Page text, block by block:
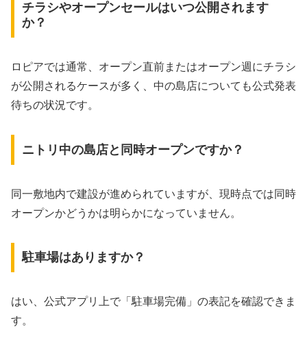
チラシやオープンセールはいつ公開されます
か？
ロピアでは通常、オープン直前またはオープン週にチラシ
が公開されるケースが多く、中の島店についても公式発表
待ちの状況です。
ニトリ中の島店と同時オープンですか？
同一敷地内で建設が進められていますが、現時点では同時
オープンかどうかは明らかになっていません。
駐車場はありますか？
はい、公式アプリ上で「駐車場完備」の表記を確認できま
す。